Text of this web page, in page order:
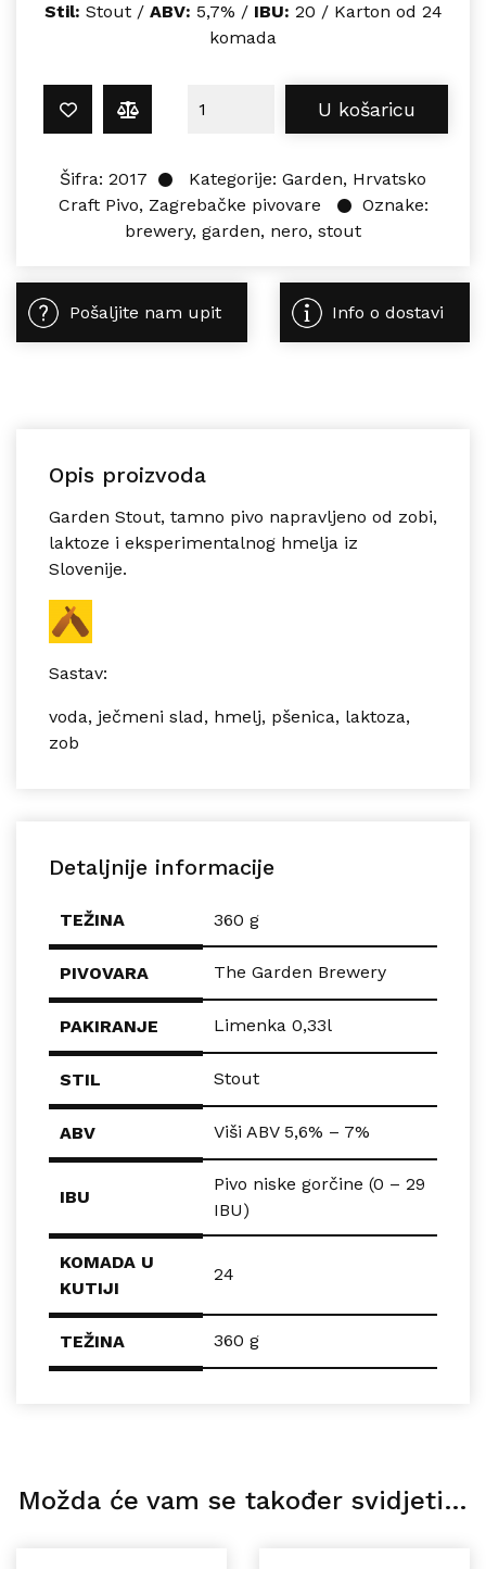
Stil: Stout / ABV: 5,7% / IBU: 20 / Karton od 24
komada
Garden NERO 0,33L količina
U košaricu
Šifra: 2017 Kategorije: Garden, Hrvatsko
Craft Pivo, Zagrebačke pivovare
Oznake:
brewery, garden, nero, stout
Pošaljite nam upit Info o dostavi
Opis proizvoda
Garden Stout, tamno pivo napravljeno od zobi,
laktoze i eksperimentalnog hmelja iz
Slovenije.
Sastav:
voda, ječmeni slad, hmelj, pšenica, laktoza,
zob
Detaljnije informacije
TEŽINA 360 g
PIVOVARA The Garden Brewery
PAKIRANJE Limenka 0,33l
STIL Stout
ABV Viši ABV 5,6% – 7%
IBU
Pivo niske gorčine (0 – 29
IBU)
KOMADA U
KUTIJI
24
TEŽINA 360 g
Možda će vam se također svidjeti…